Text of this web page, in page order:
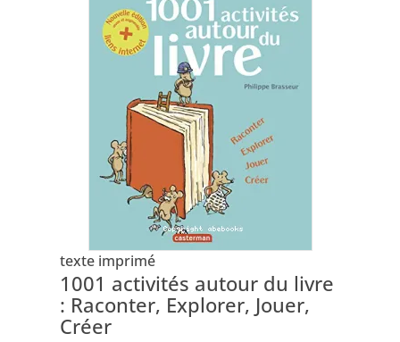
texte imprimé
1001 activités autour du livre
: Raconter, Explorer, Jouer,
Créer